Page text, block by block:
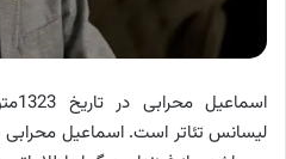
لیسانس تئاتر است. اسماعیل محرابی